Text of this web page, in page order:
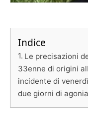
Indice
Le precisazioni
33enne di origini
incidente di
due giorni di agonia